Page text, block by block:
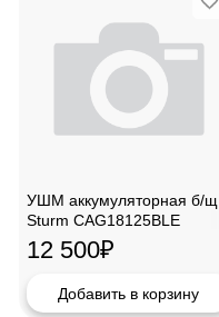
УШМ аккумуляторная б/щ
Sturm CAG18125BLE
12 500₽
Добавить в корзину